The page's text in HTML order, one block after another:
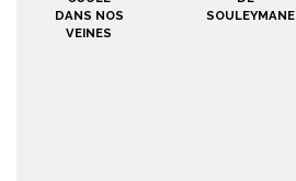
DANS NOS
VEINES
SOULEYMANE